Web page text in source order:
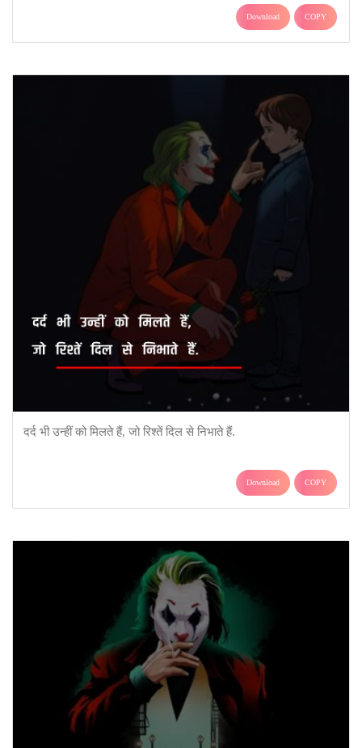
Download COPY
दर्द भी उन्हीं को मिलते हैं, जो रिश्तें दिल से निभाते हैं.
Download COPY